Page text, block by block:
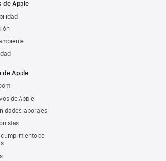
de Apple
de Apple
de Apple
laborales
cumplimiento de